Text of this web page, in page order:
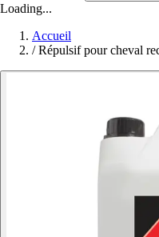
Loading...
Accueil
/ Répulsif pour cheval